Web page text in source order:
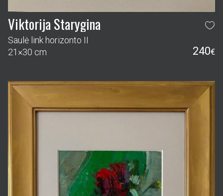
Viktorija Starygina
Saulė link horizonto II
21×30 cm
240€